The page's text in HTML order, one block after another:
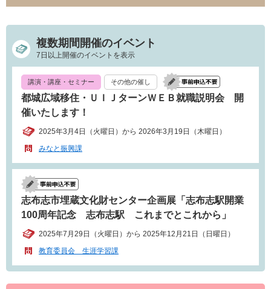
複数期間開催のイベント
7日以上開催のイベントを表示
講演・講座・セミナー その他の催し
都城広域移住・ＵＩＪターンＷＥＢ就職説明会 開
催いたします！
2025年3月4日（火曜日）から 2026年3月19日（木曜日）
みなと振興課
志布志市埋蔵文化財センター企画展「志布志駅開業
100周年記念 志布志駅 これまでとこれから」
2025年7月29日（火曜日）から 2025年12月21日（日曜日）
教育委員会 生涯学習課